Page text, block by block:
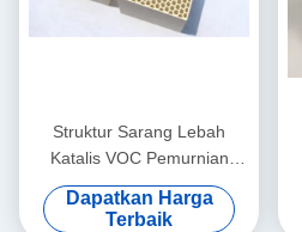
Struktur Sarang Lebah
Katalis VOC Pemurnian
Udara Porositas Tinggi
Dapatkan Harga
Terbaik